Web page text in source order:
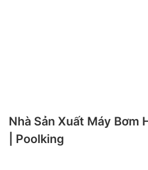
Nhà Sản Xuất Máy Bơm
| Poolking